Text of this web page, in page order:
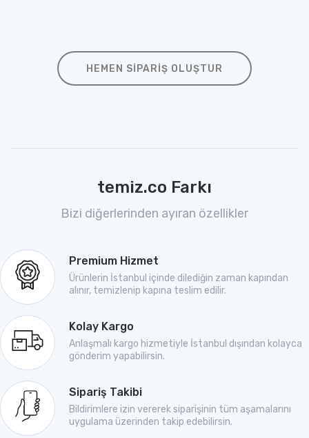
HEMEN SIPARIŞ OLUŞTUR
temiz.co Farkı
Bizi diğerlerinden ayıran özellikler
Premium Hizmet
Ürünlerin İstanbul içinde dilediğin zaman kapından
alınır, temizlenip kapına teslim edilir.
Kolay Kargo
Anlaşmalı kargo hizmetiyle İstanbul dışından kolayca
gönderim yapabilirsin.
Sipariş Takibi
Bildirimlere izin vererek siparişinin tüm aşamalarını
uygulama üzerinden takip edebilirsin.